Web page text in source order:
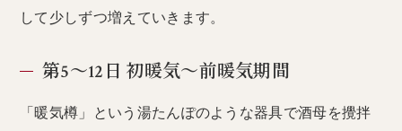
して少しずつ増えていきます。
第5〜12日 初暖気〜前暖気期間
「暖気樽」という湯たんぽのような器具で酒母を攪拌